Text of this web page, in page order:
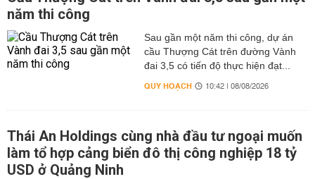
năm thi công
Sau gần một năm thi công, dự án
cầu Thượng Cát trên đường Vành
đai 3,5 có tiến độ thực hiện đạt...
QUY HOẠCH 10:42 | 08/08/2026
Thái An Holdings cùng nhà đầu tư ngoại muốn
làm tổ hợp cảng biển đô thị công nghiệp 18 tỷ
USD ở Quảng Ninh